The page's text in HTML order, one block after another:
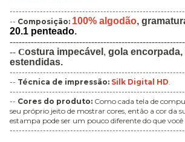
-- Composição: 100% algodão,
20.1 penteado.
-- Costura impecável , gola encorpada,
estendidas.
-- Técnica de impressão: Silk Digital HD.
-- Cores do produto: Como cada tela de
seu próprio jeito de mostrar cores, então a cor da
estampa pode ser um pouco diferente do que